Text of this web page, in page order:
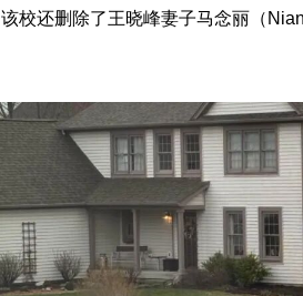
该校还删除了王晓峰妻子马念丽（